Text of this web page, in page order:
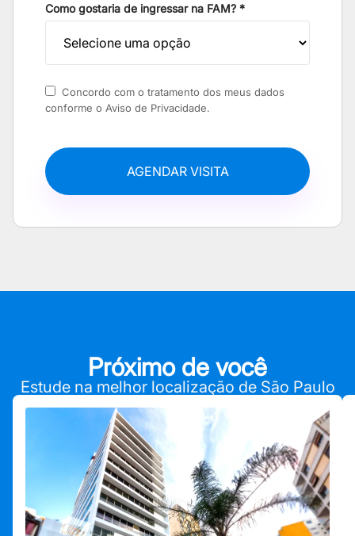
Como gostaria de ingressar na FAM? *
Concordo com o tratamento dos meus dados
conforme o Aviso de Privacidade.
AGENDAR VISITA
Próximo de você
Estude na melhor localização de São Paulo